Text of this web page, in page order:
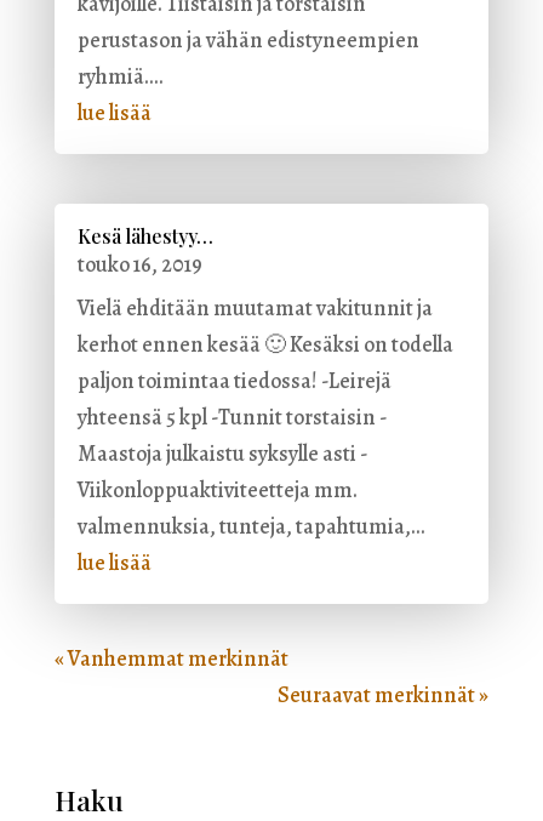
perustason ja vähän edistyneempien
ryhmiä....
lue lisää
Kesä lähestyy…
touko 16, 2019
Vielä ehditään muutamat vakitunnit ja
kerhot ennen kesää 🙂 Kesäksi on todella
paljon toimintaa tiedossa! -Leirejä
yhteensä 5 kpl -Tunnit torstaisin -
Maastoja julkaistu syksylle asti -
Viikonloppuaktiviteetteja mm.
valmennuksia, tunteja, tapahtumia,...
lue lisää
« Vanhemmat merkinnät
Seuraavat merkinnät »
Haku